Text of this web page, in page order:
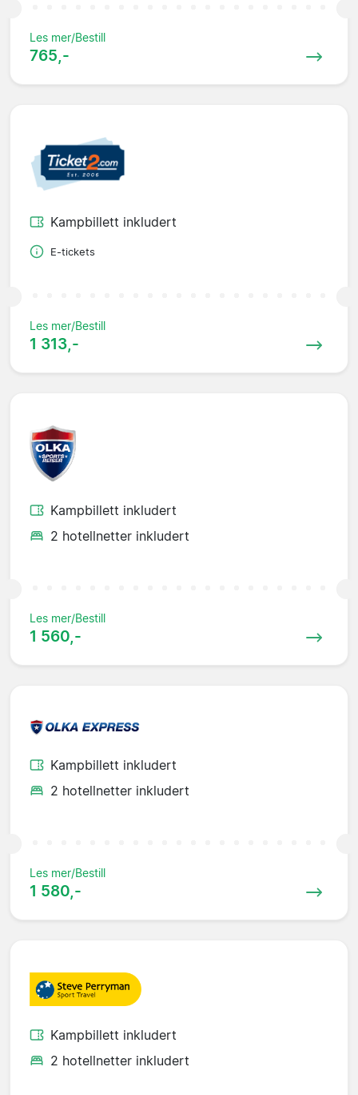
Les mer/Bestill
765,-
Kampbillett inkludert
E-tickets
Les mer/Bestill
1 313,-
Kampbillett inkludert
2 hotellnetter inkludert
Les mer/Bestill
1 560,-
Kampbillett inkludert
2 hotellnetter inkludert
Les mer/Bestill
1 580,-
Kampbillett inkludert
2 hotellnetter inkludert